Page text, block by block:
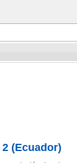
(Ecuador)